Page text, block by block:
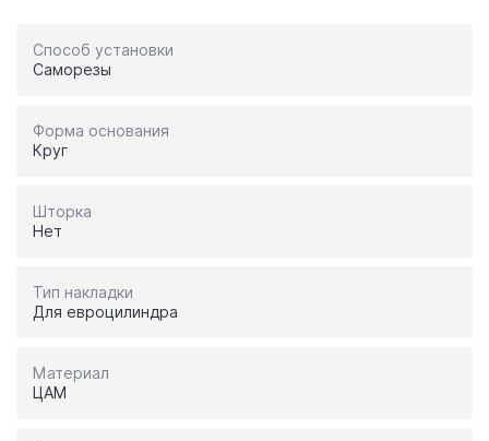
Способ установки
Саморезы
Форма основания
Круг
Шторка
Нет
Тип накладки
Для евроцилиндра
Материал
ЦАМ